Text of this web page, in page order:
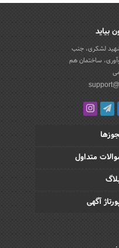
بیاید
شهید لشکری، جنب
ساختمان هم
متداول
آگهی